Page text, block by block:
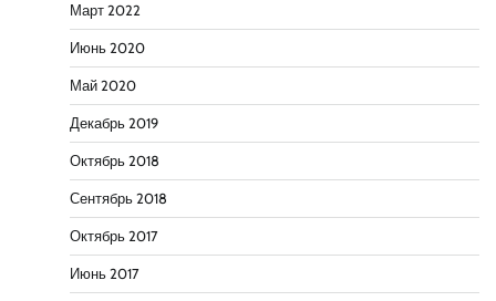
Март 2022
Июнь 2020
Май 2020
Декабрь 2019
Октябрь 2018
Сентябрь 2018
Октябрь 2017
Июнь 2017